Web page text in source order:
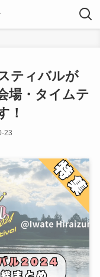
ティバルが
場・タイムテ
！
23